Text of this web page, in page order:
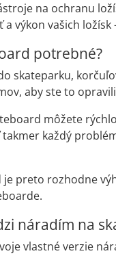
na ochranu
výkon vašich
potrebné?
skateparku,
aby ste to
môžete
každý
preto rozhodne
náradím na
vlastné verzie